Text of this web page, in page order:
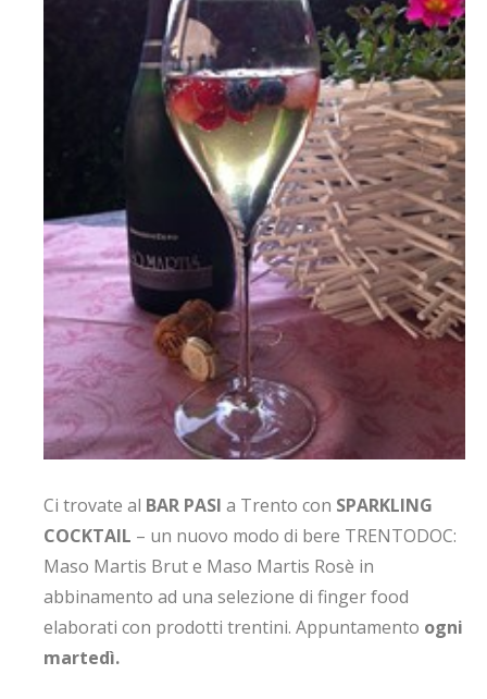
Ci trovate al BAR PASI a Trento con SPARKLING
COCKTAIL – un nuovo modo di bere TRENTODOC:
Maso Martis Brut e Maso Martis Rosè in
abbinamento ad una selezione di finger food
elaborati con prodotti trentini. Appuntamento ogni
martedì.